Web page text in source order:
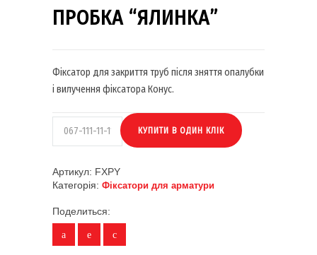
ПРОБКА “ЯЛИНКА”
Фіксатор для закриття труб після зняття опалубки
і вилучення фіксатора Конус.
Артикул: FXPY
Категорія: Фіксатори для арматури
Поделиться: